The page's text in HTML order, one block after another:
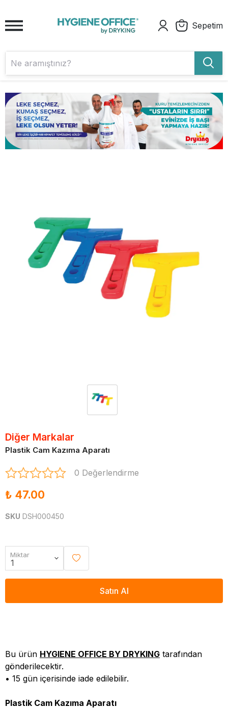
Sepetim
Diğer Markalar
Plastik Cam Kazıma Aparatı
0 Değerlendirme
₺ 47.00
SKU DSH000450
Miktar
Satın Al
Bu ürün HYGIENE OFFICE BY DRYKING tarafından
gönderilecektir.
• 15 gün içerisinde iade edilebilir.
Plastik Cam Kazıma Aparatı